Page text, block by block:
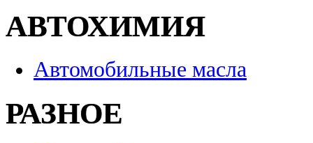
АВТОХИМИЯ
Автомобильные масла
РАЗНОЕ